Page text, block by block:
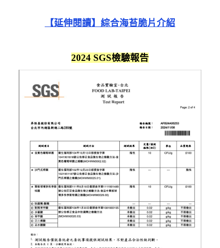
【延伸閱讀】綜合海苔脆片介紹
2024 SGS檢驗報告